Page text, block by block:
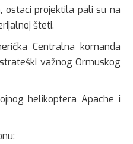
ostaci projektila pali su na
šteti.
Centralna komanda
važnog Ormuskog
helikoptera Apache i